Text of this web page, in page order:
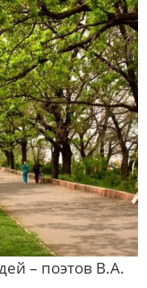
– поэтов В.А.